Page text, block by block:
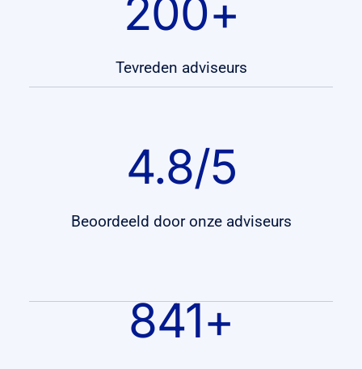
Tevreden adviseurs
200+
Beoordeeld door onze adviseurs
4.8/5
841+